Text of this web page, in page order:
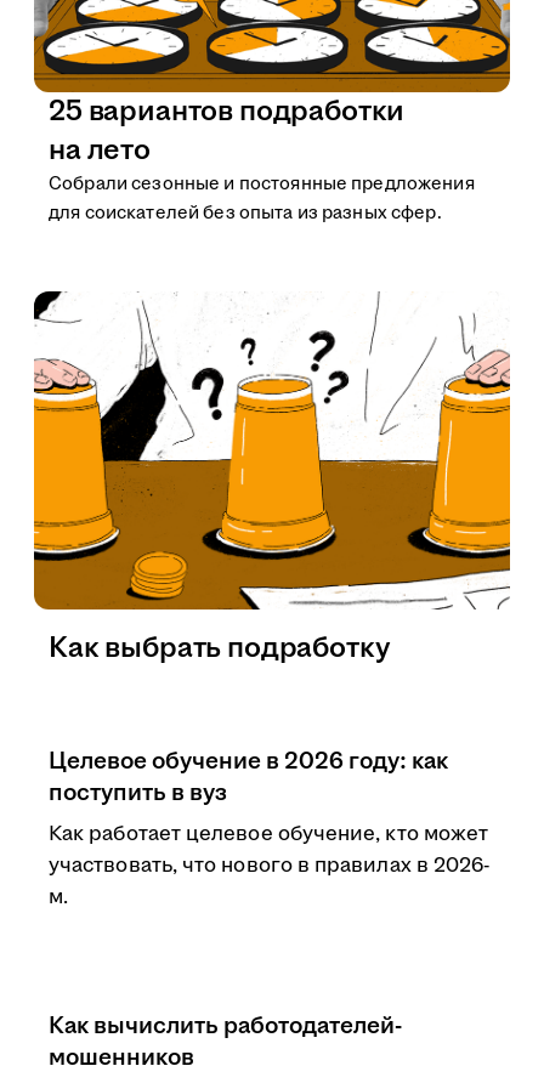
25 вариантов подработки
на лето
Собрали сезонные и постоянные предложения
для соискателей без опыта из разных сфер.
Как выбрать подработку
Целевое обучение в 2026 году: как
поступить в вуз
Как работает целевое обучение, кто может
участвовать, что нового в правилах в 2026-
м.
Как вычислить работодателей-
мошенников